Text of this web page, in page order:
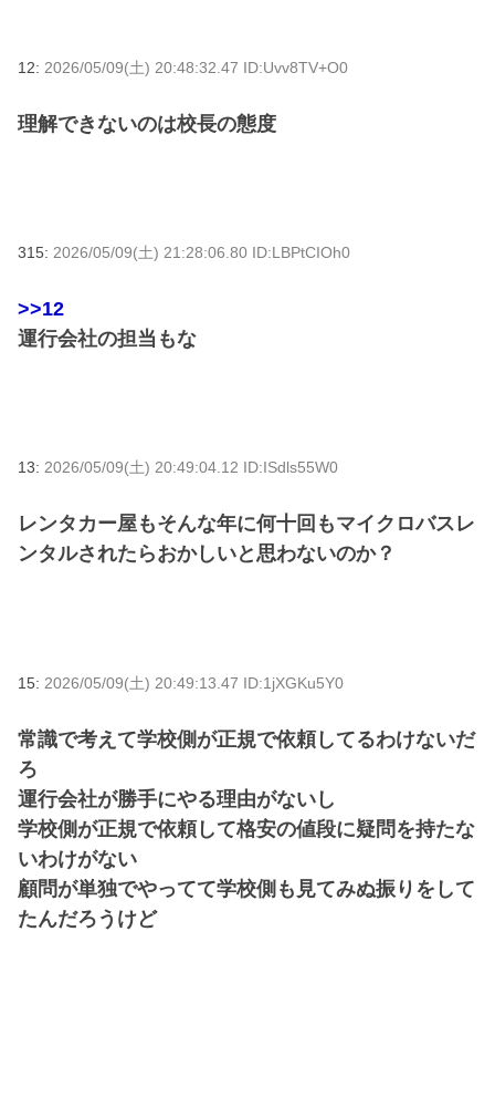
12: 2026/05/09(土) 20:48:32.47 ID:Uvv8TV+O0
理解できないのは校長の態度
315: 2026/05/09(土) 21:28:06.80 ID:LBPtCIOh0
>>12
運行会社の担当もな
13: 2026/05/09(土) 20:49:04.12 ID:ISdls55W0
レンタカー屋もそんな年に何十回もマイクロバスレ
ンタルされたらおかしいと思わないのか？
15: 2026/05/09(土) 20:49:13.47 ID:1jXGKu5Y0
常識で考えて学校側が正規で依頼してるわけないだ
ろ
運行会社が勝手にやる理由がないし
学校側が正規で依頼して格安の値段に疑問を持たな
いわけがない
顧問が単独でやってて学校側も見てみぬ振りをして
たんだろうけど